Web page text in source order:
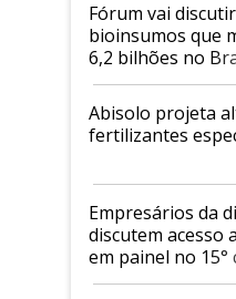
Fórum vai
bioinsumos que
6,2 bilhões no
Abisolo projeta
fertilizantes
Empresários da
discutem acesso
em painel no 15°
Andav